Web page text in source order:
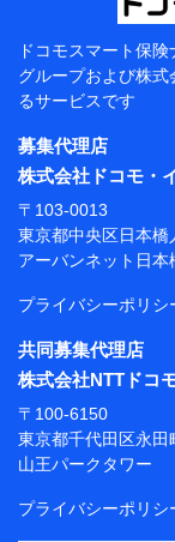
当該個人デー
東京都千代田
株式会社NTT
東京都中央区
本橋ビル 3F
長 吉村 忠義
※ 当社および
ソナルデータ憲
※ パーソナル
管理」の設定
ります。
※ dポイントク
月11日以降、
がないお客さ
前に取得した
ドコモスマート保険
グループおよび株式
るサービスです
募集代理店
株式会社ドコモ・
〒103-0013
東京都中央区日本
アーバンネット日本
プライバシーポリシ
共同募集代理店
株式会社NTTドコ
〒100-6150
東京都千代田区永
山王パークタワー
プライバシーポリシ